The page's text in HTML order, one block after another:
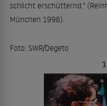
schlicht erschütternd."
München 1998).
Foto: SWR/Degeto
1